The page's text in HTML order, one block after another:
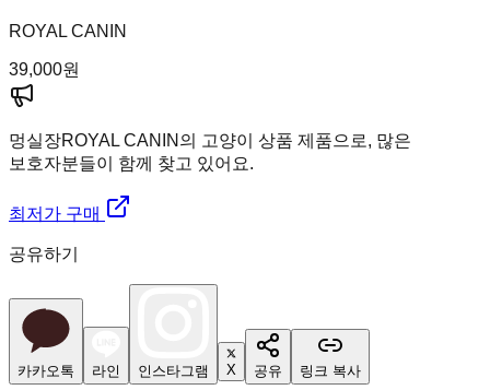
ROYAL CANIN
39,000원
멍실장ROYAL CANIN의 고양이 상품 제품으로, 많은
보호자분들이 함께 찾고 있어요.
최저가 구매
공유하기
카카오톡 라인 인스타그램 X 공유 링크 복사